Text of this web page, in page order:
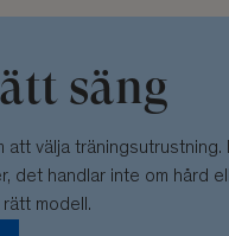
säng
välja träningsutrustning.
det handlar inte om hård
rätt modell.